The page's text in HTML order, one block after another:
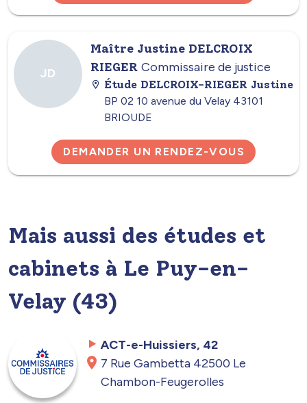
JD
Maître Justine DELCROIX
RIEGER Commissaire de justice
Étude DELCROIX-RIEGER Justine
BP 02 10 avenue du Velay 43101
BRIOUDE
DEMANDER UN RENDEZ-VOUS
Mais aussi des études et
cabinets à Le Puy-en-
Velay (43)
ACT-e-Huissiers, 42
7 Rue Gambetta 42500 Le
Chambon-Feugerolles